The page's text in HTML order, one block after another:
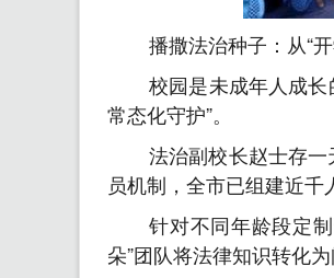
播撒法治种子：从“
校园是未成年人成长
常态化守护”。
法治副校长赵士存
员机制，全市已组建近千
针对不同年龄段定
朵”团队将法律知识转化